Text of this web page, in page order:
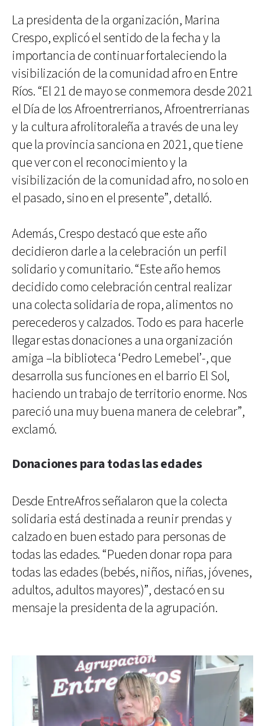
La presidenta de la organización, Marina
Crespo, explicó el sentido de la fecha y la
importancia de continuar fortaleciendo la
visibilización de la comunidad afro en Entre
Ríos. “El 21 de mayo se conmemora desde 2021
el Día de los Afroentrerrianos, Afroentrerrianas
y la cultura afrolitoraleña a través de una ley
que la provincia sanciona en 2021, que tiene
que ver con el reconocimiento y la
visibilización de la comunidad afro, no solo en
el pasado, sino en el presente”, detalló.
Además, Crespo destacó que este año
decidieron darle a la celebración un perfil
solidario y comunitario. “Este año hemos
decidido como celebración central realizar
una colecta solidaria de ropa, alimentos no
perecederos y calzados. Todo es para hacerle
llegar estas donaciones a una organización
amiga –la biblioteca ‘Pedro Lemebel’-, que
desarrolla sus funciones en el barrio El Sol,
haciendo un trabajo de territorio enorme. Nos
pareció una muy buena manera de celebrar”,
exclamó.
Donaciones para todas las edades
Desde EntreAfros señalaron que la colecta
solidaria está destinada a reunir prendas y
calzado en buen estado para personas de
todas las edades. “Pueden donar ropa para
todas las edades (bebés, niños, niñas, jóvenes,
adultos, adultos mayores)”, destacó en su
mensaje la presidenta de la agrupación.